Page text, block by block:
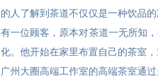
的人了解到茶道不仅仅是一种饮品
有一位顾客，原本对茶道一无所知
化。他开始在家里布置自己的茶室
广州大圈高端工作室的高端茶室通